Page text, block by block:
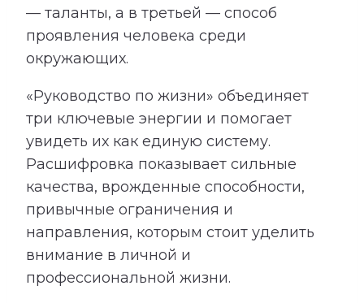
— таланты, а в третьей — способ
проявления человека среди
окружающих.
«Руководство по жизни» объединяет
три ключевые энергии и помогает
увидеть их как единую систему.
Расшифровка показывает сильные
качества, врожденные способности,
привычные ограничения и
направления, которым стоит уделить
внимание в личной и
профессиональной жизни.